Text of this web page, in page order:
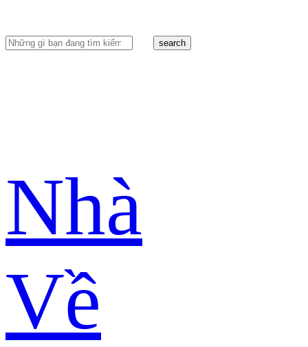
search
Nhà
Về